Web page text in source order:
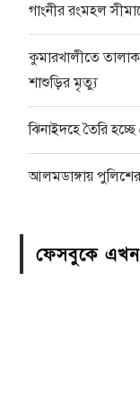
গাংনীর রংমহল
কুমারখালীতে
শাশুড়ির মৃত্যু
ঝিনাইদহে তৈরি
আলমডাঙ্গায় পুলিশের
ফেসবুকে